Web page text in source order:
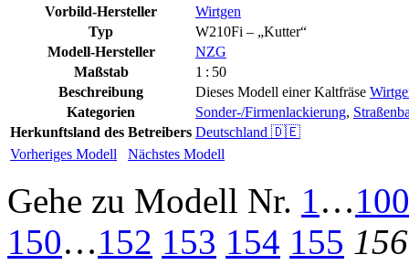
Vorbild-Hersteller
Wirtgen
Typ
W210Fi – „Kutter“
Modell-Hersteller
NZG
Maßstab
1 : 50
Beschreibung
Dieses Modell einer Kaltfräse
Kategorien
Sonder-/Firmenlackierung,
Herkunftsland des Betreibers Deutschland 🇩🇪
Vorheriges Modell
Nächstes Modell
Gehe zu Modell Nr. 1…100
150…152 153 154 155 156